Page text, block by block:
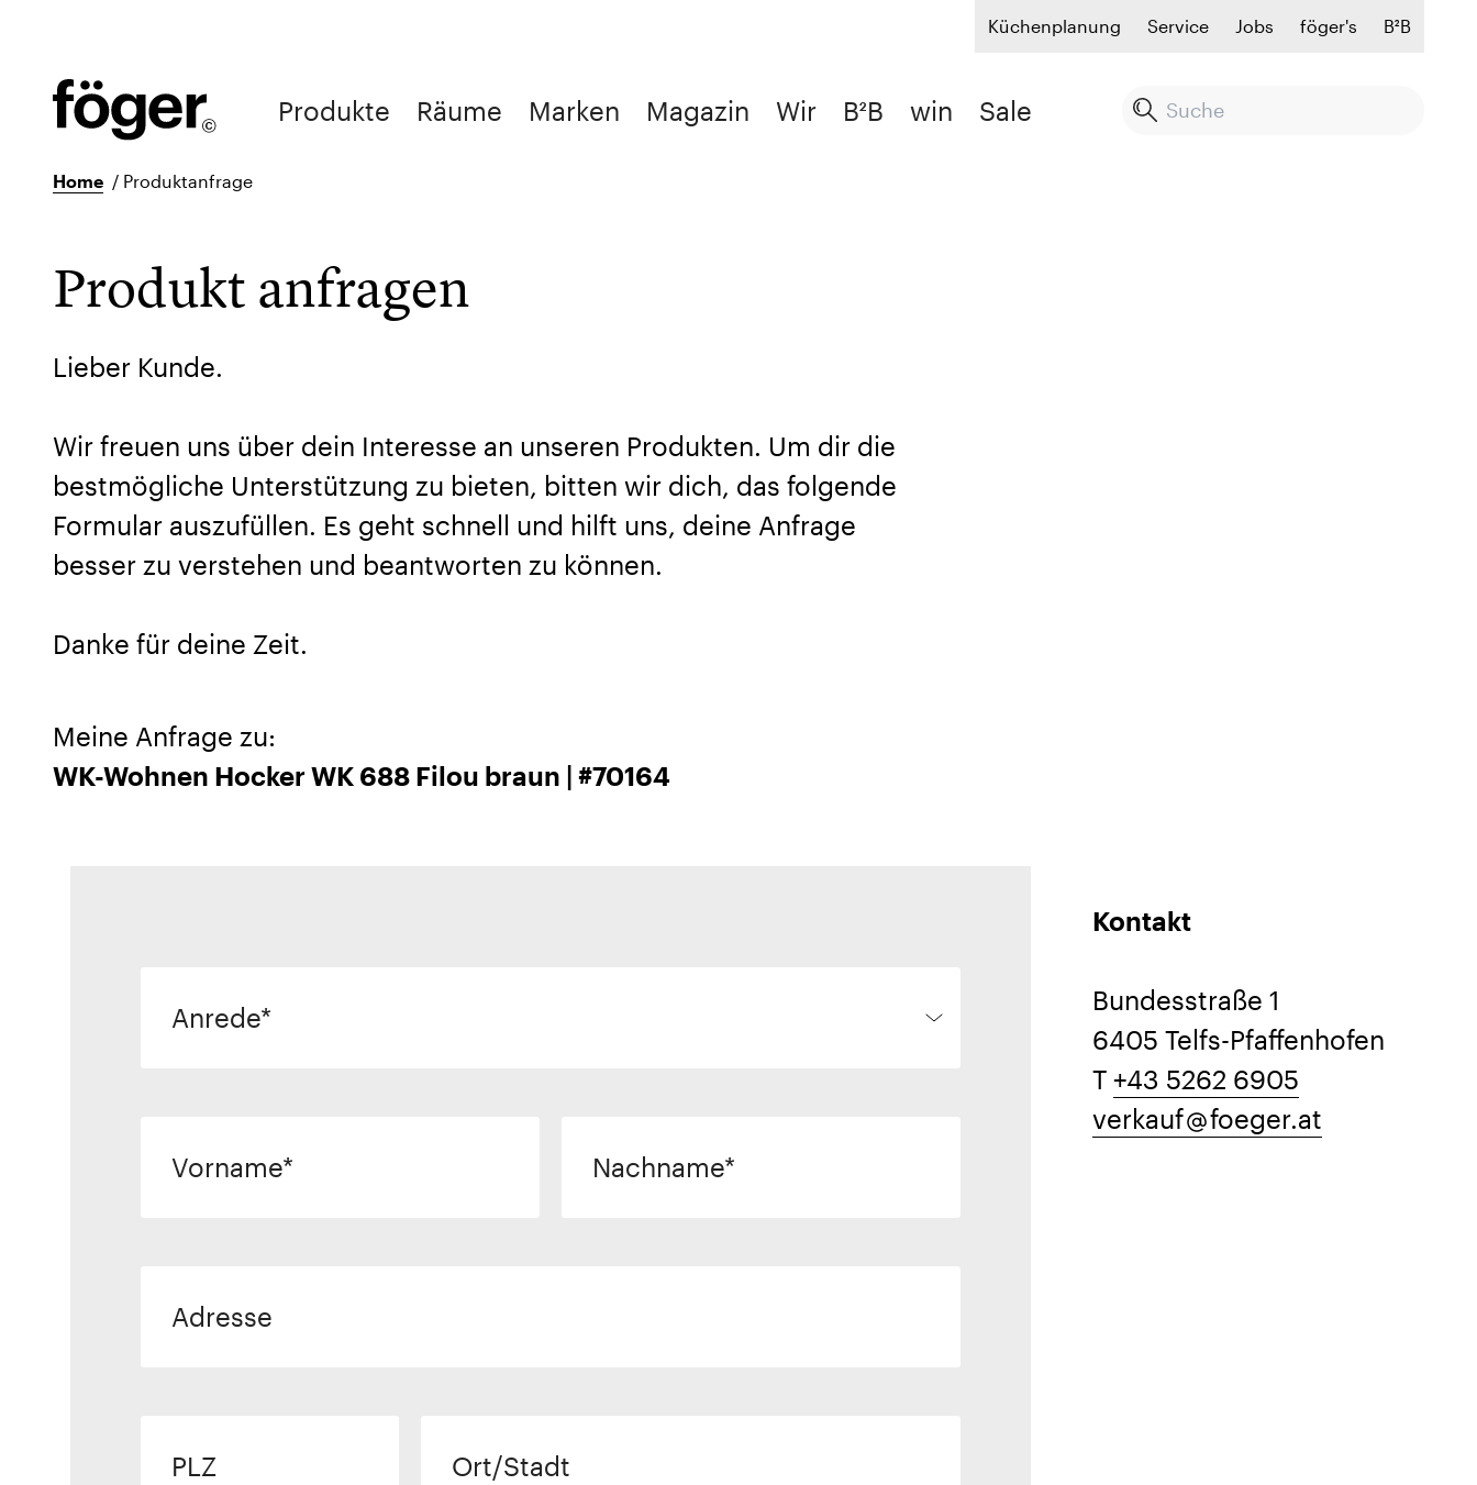
Küchenplanung Service Jobs föger's B²B
Produkte Räume Marken Magazin Wir B²B win Sale
Home / Produktanfrage
Produkt anfragen
Lieber Kunde.
Wir freuen uns über dein Interesse an unseren Produkten. Um dir die
bestmögliche Unterstützung zu bieten, bitten wir dich, das folgende
Formular auszufüllen. Es geht schnell und hilft uns, deine Anfrage
besser zu verstehen und beantworten zu können.
Danke für deine Zeit.
Meine Anfrage zu:
WK-Wohnen Hocker WK 688 Filou braun | #70164
Anrede
Vorname Nachname
Adresse
PLZ Ort/Stadt
Kontakt
Bundesstraße 1
6405 Telfs-Pfaffenhofen
T +43 5262 6905
verkauf
foeger.at